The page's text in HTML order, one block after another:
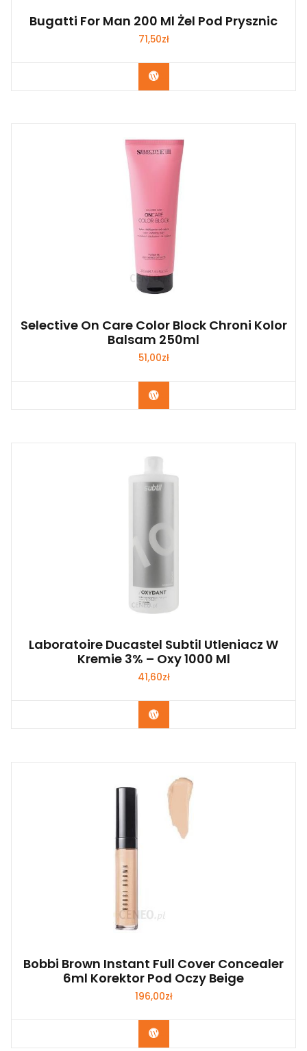
Bugatti For Man 200 Ml Żel Pod Prysznic
71,50zł
Zobacz
Selective On Care Color Block Chroni Kolor
Balsam 250ml
51,00zł
Zobacz
Laboratoire Ducastel Subtil Utleniacz W
Kremie 3% – Oxy 1000 Ml
41,60zł
Zobacz
Bobbi Brown Instant Full Cover Concealer
6ml Korektor Pod Oczy Beige
196,00zł
Zobacz